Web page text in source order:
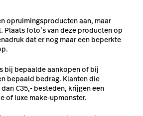
opruimingsproducten aan, maar
Plaats foto’s van deze producten op
dat er nog maar een beperkte
bij bepaalde aankopen of bij
bepaald bedrag. Klanten die
€35,- besteden, krijgen een
of luxe make-upmonster.